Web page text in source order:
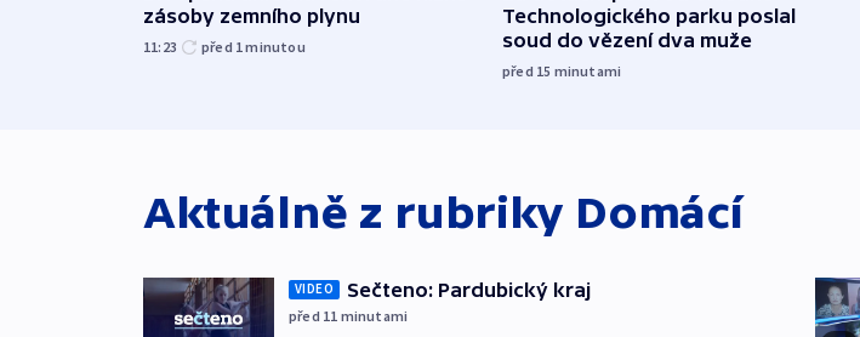
zásoby zemního plynu
11:23 před 1minutou
Technologického parku poslal
soud do vězení dva muže
před 15 minutami
Aktuálně z rubriky Domácí
VIDEO Sečteno: Pardubický kraj
před 11 minutami